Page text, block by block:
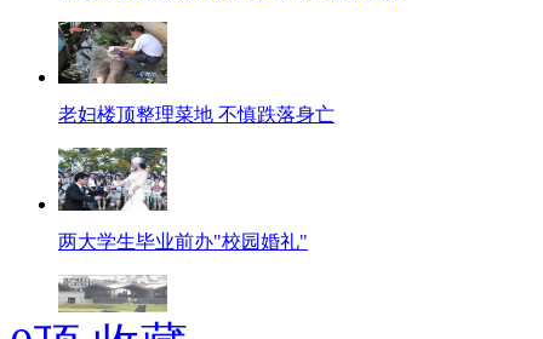
老妇楼顶整理菜地 不慎跌落身亡
两大学生毕业前办"校园婚礼"